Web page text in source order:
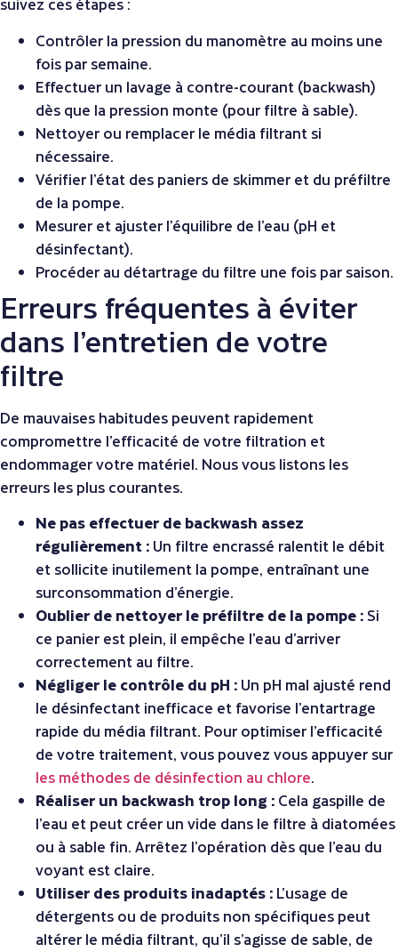
Contrôler la pression du manomètre au moins une
fois par semaine.
Effectuer un lavage à contre-courant (backwash)
dès que la pression monte (pour filtre à sable).
Nettoyer ou remplacer le média filtrant si
nécessaire.
Vérifier l’état des paniers de skimmer et du préfiltre
de la pompe.
Mesurer et ajuster l’équilibre de l’eau (pH et
désinfectant).
Procéder au détartrage du filtre une fois par saison.
Erreurs fréquentes à éviter
dans l’entretien de votre
filtre
De mauvaises habitudes peuvent rapidement
compromettre l’efficacité de votre filtration et
endommager votre matériel. Nous vous listons les
erreurs les plus courantes.
Ne pas effectuer de backwash assez
régulièrement : Un filtre encrassé ralentit le débit
et sollicite inutilement la pompe, entraînant une
surconsommation d’énergie.
Oublier de nettoyer le préfiltre de la pompe : Si
ce panier est plein, il empêche l’eau d’arriver
correctement au filtre.
Négliger le contrôle du pH : Un pH mal ajusté rend
le désinfectant inefficace et favorise l’entartrage
rapide du média filtrant. Pour optimiser l’efficacité
de votre traitement, vous pouvez vous appuyer sur
les méthodes de désinfection au chlore.
Réaliser un backwash trop long : Cela gaspille de
l’eau et peut créer un vide dans le filtre à diatomées
ou à sable fin. Arrêtez l’opération dès que l’eau du
voyant est claire.
Utiliser des produits inadaptés : L’usage de
détergents ou de produits non spécifiques peut
altérer le média filtrant, qu’il s’agisse de sable, de